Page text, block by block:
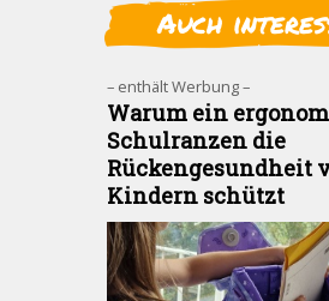
Auch
– enthält Werbung –
Warum ein
Schulranzen die
Rückengesundheit
Kindern schützt